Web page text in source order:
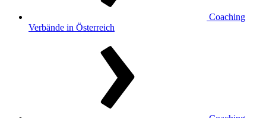
Coaching
Verbände in Österreich